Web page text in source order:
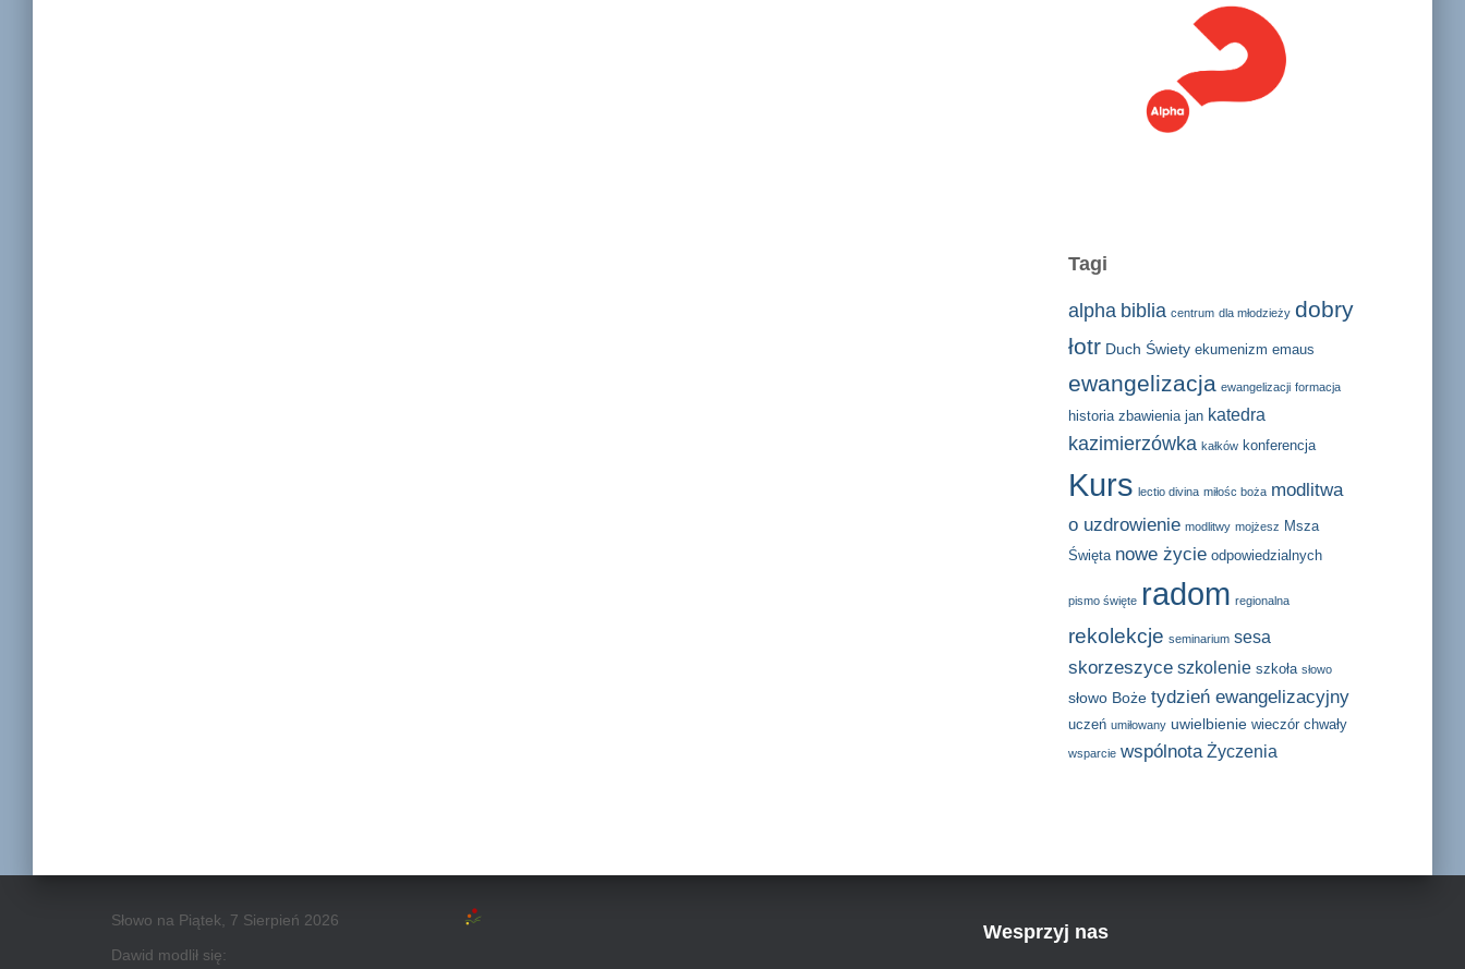
Tagi
alpha biblia centrum dla młodzieży dobry
łotr Duch Świety ekumenizm emaus
ewangelizacja ewangelizacji formacja
historia zbawienia jan katedra
kazimierzówka kałków konferencja
Kurs lectio divina miłośc boża modlitwa
o uzdrowienie modlitwy mojżesz Msza
Święta nowe życie odpowiedzialnych
pismo święte radom regionalna
rekolekcje seminarium sesa
skorzeszyce szkolenie szkoła słowo
słowo Boże tydzień ewangelizacyjny
uczeń umiłowany uwielbienie wieczór chwały
wsparcie wspólnota Życzenia
Słowo na Piątek, 7 Sierpień 2026
Dawid modlił się:
Wesprzyj nas